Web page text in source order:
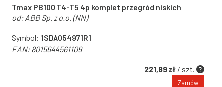
Tmax PB100 T4-T5 4p komplet przegród niskich
od: ABB Sp. z o.o. (NN)
Symbol: 1SDA054971R1
EAN:8015644561109
221,89 zł / szt.
Zamów